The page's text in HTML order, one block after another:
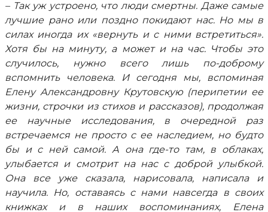
– Так уж устроено, что люди смертны. Даже самые
лучшие рано или поздно покидают нас. Но мы в
силах иногда их «вернуть и с ними встретиться».
Хотя бы на минуту, а может и на час. Чтобы это
случилось, нужно всего лишь по-доброму
вспомнить человека. И сегодня мы, вспоминая
Елену Александровну Крутовскую (перипетии ее
жизни, строчки из стихов и рассказов), продолжая
ее научные исследования, в очередной раз
встречаемся не просто с ее наследием, но будто
бы и с ней самой. А она где-то там, в облаках,
улыбается и смотрит на нас с доброй улыбкой.
Она все уже сказала, нарисовала, написала и
научила. Но, оставаясь с нами навсегда в своих
книжках и в наших воспоминаниях, Елена